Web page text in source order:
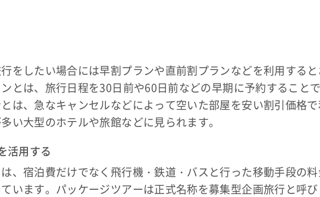
をしたい場合には早割プランや直前割プランなどを利用する
とは、旅行日程を30日前や60日前などの早期に予約すること
は、急なキャンセルなどによって空いた部屋を安い割引価格
い大型のホテルや旅館などに見られます。
活用する
、宿泊費だけでなく飛行機・鉄道・バスと行った移動手段の
います。パッケージツアーは正式名称を募集型企画旅行と呼